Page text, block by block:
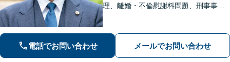
理、離婚・不倫慰謝料問題、刑事事
応いたします。
電話でお問い合わせ メールでお問い合わせ